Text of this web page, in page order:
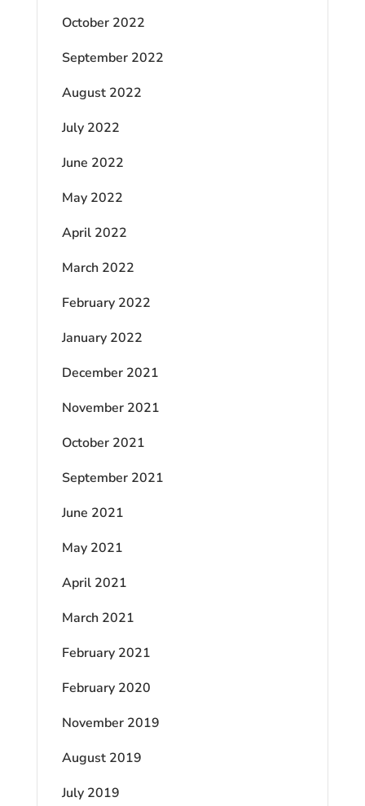
October 2022
September 2022
August 2022
July 2022
June 2022
May 2022
April 2022
March 2022
February 2022
January 2022
December 2021
November 2021
October 2021
September 2021
June 2021
May 2021
April 2021
March 2021
February 2021
February 2020
November 2019
August 2019
July 2019